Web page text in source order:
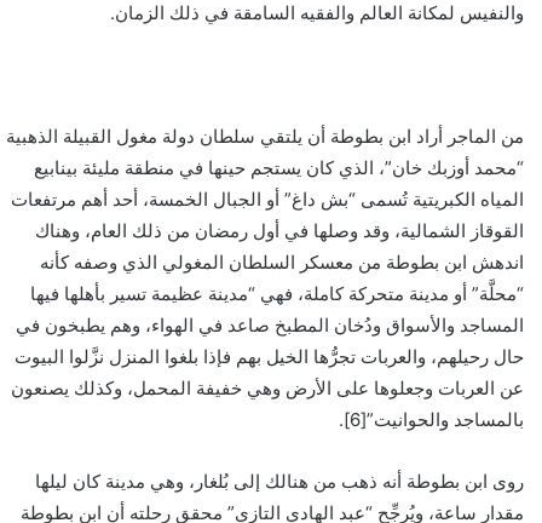
والنفيس لمكانة العالم والفقيه السامقة في ذلك الزمان.
من الماجر أراد ابن بطوطة أن يلتقي سلطان دولة مغول القبيلة الذهبية
“محمد أوزبك خان”، الذي كان يستجم حينها في منطقة مليئة بينابيع
المياه الكبريتية تُسمى “بش داغ” أو الجبال الخمسة، أحد أهم مرتفعات
القوقاز الشمالية، وقد وصلها في أول رمضان من ذلك العام، وهناك
اندهش ابن بطوطة من معسكر السلطان المغولي الذي وصفه كأنه
“محلَّة” أو مدينة متحركة كاملة، فهي “مدينة عظيمة تسير بأهلها فيها
المساجد والأسواق ودُخان المطبخ صاعد في الهواء، وهم يطبخون في
حال رحيلهم، والعربات تجرُّها الخيل بهم فإذا بلغوا المنزل نزَّلوا البيوت
عن العربات وجعلوها على الأرض وهي خفيفة المحمل، وكذلك يصنعون
بالمساجد والحوانيت”[6].
روى ابن بطوطة أنه ذهب من هنالك إلى بُلغار، وهي مدينة كان ليلها
مقدار ساعة، ويُرجِّح “عبد الهادي التازي” محقق رحلته أن ابن بطوطة